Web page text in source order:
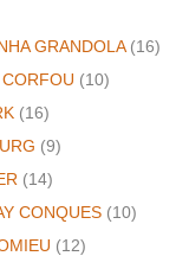
GRANDOLA(16)
(10)
(16)
(9)
(14)
CONQUES (10)
(12)